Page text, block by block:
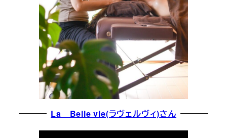
La Belle vie(ラヴェルヴィ)さん